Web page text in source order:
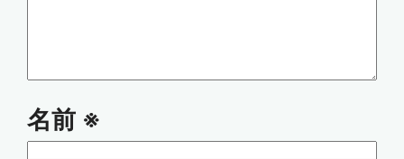
名前 ※